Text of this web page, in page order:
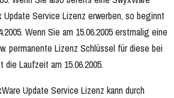
Service Lizenz erwerben, so beginnt
Wenn Sie am 15.06.2005 erstmalig eine
permanente Lizenz Schlüssel für diese bei
Laufzeit am 15.06.2005.
Update Service Lizenz kann durch